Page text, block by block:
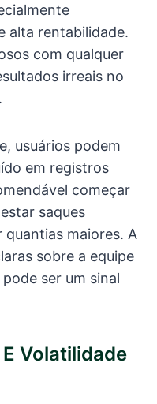
alta rentabilidade.
com qualquer
irreais no
usuários podem
em registros
começar
saques
maiores. A
sobre a equipe
ser um sinal
Volatilidade